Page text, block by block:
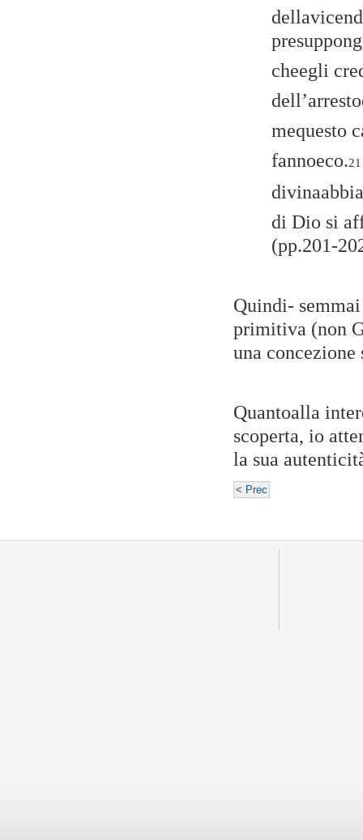
cheegli
mequesto
fannoeco.
di Dio si
(pp.201-
Quindi-
primitiva (non
una
Quantoalla
scoperta, io
la sua
< Prec